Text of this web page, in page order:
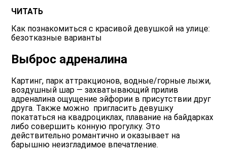
ЧИТАТЬ
Как познакомиться с красивой девушкой на улице:
безотказные варианты
Выброс адреналина
Картинг, парк аттракционов, водные/горные лыжи,
воздушный шар — захватывающий прилив
адреналина ощущение эйфории в присутствии друг
друга. Также можно пригласить девушку
покататься на квадроциклах, плавание на байдарках
либо совершить конную прогулку. Это
действительно романтично и оказывает на
барышню неизгладимое впечатление.